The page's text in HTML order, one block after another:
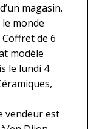
magasin.
monde
Coffret de 6
modèle
le lundi 4
vendeur est